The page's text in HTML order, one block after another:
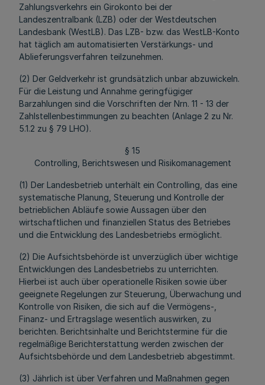
Zahlungsverkehrs ein Girokonto bei der
Landeszentralbank (LZB) oder der Westdeutschen
Landesbank (WestLB). Das LZB- bzw. das WestLB-Konto
hat täglich am automatisierten Verstärkungs- und
Ablieferungsverfahren teilzunehmen.
(2) Der Geldverkehr ist grundsätzlich unbar abzuwickeln.
Für die Leistung und Annahme geringfügiger
Barzahlungen sind die Vorschriften der Nrn. 11 - 13 der
Zahlstellenbestimmungen zu beachten (Anlage 2 zu Nr.
5.1.2 zu § 79 LHO).
§ 15
Controlling, Berichtswesen und Risikomanagement
(1) Der Landesbetrieb unterhält ein Controlling, das eine
systematische Planung, Steuerung und Kontrolle der
betrieblichen Abläufe sowie Aussagen über den
wirtschaftlichen und finanziellen Status des Betriebes
und die Entwicklung des Landesbetriebs ermöglicht.
(2) Die Aufsichtsbehörde ist unverzüglich über wichtige
Entwicklungen des Landesbetriebs zu unterrichten.
Hierbei ist auch über operationelle Risiken sowie über
geeignete Regelungen zur Steuerung, Überwachung und
Kontrolle von Risiken, die sich auf die Vermögens-,
Finanz- und Ertragslage wesentlich auswirken, zu
berichten. Berichtsinhalte und Berichtstermine für die
regelmäßige Berichterstattung werden zwischen der
Aufsichtsbehörde und dem Landesbetrieb abgestimmt.
(3) Jährlich ist über Verfahren und Maßnahmen gegen